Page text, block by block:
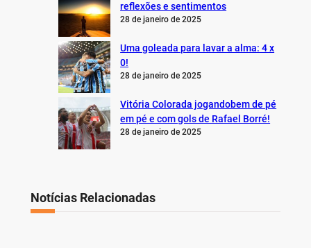
reflexões e sentimentos
28 de janeiro de 2025
Uma goleada para lavar a alma: 4 x
0!
28 de janeiro de 2025
Vitória Colorada jogandobem de pé
em pé e com gols de Rafael Borré!
28 de janeiro de 2025
Notícias Relacionadas